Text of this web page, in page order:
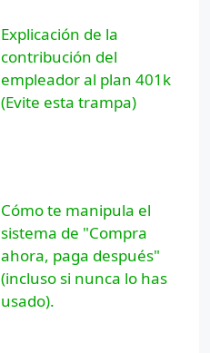
Explicación de la
contribución del
empleador al plan 401k
(Evite esta trampa)
Cómo te manipula el
sistema de "Compra
ahora, paga después"
(incluso si nunca lo has
usado).